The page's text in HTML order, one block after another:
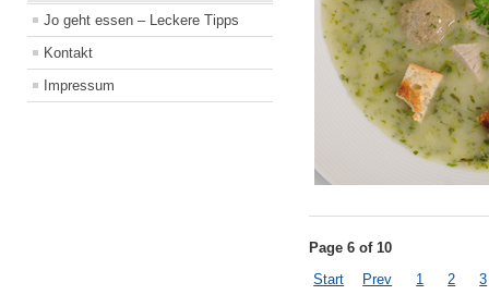
Jo geht essen – Leckere Tipps
Kontakt
Impressum
Page 6 of 10
Start
Prev 1 2 3